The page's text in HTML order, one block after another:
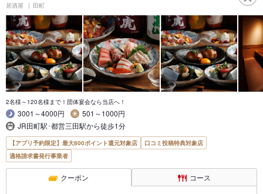
居酒屋 田町
2名様～120名様まで！団体宴会なら当店へ！
3001～4000円
501～1000円
JR田町駅･都営三田駅から徒歩1分
【アプリ予約限定】最大800ポイント還元対象店
口コミ投稿特典対象店
適格請求書発行事業者
クーポン コース